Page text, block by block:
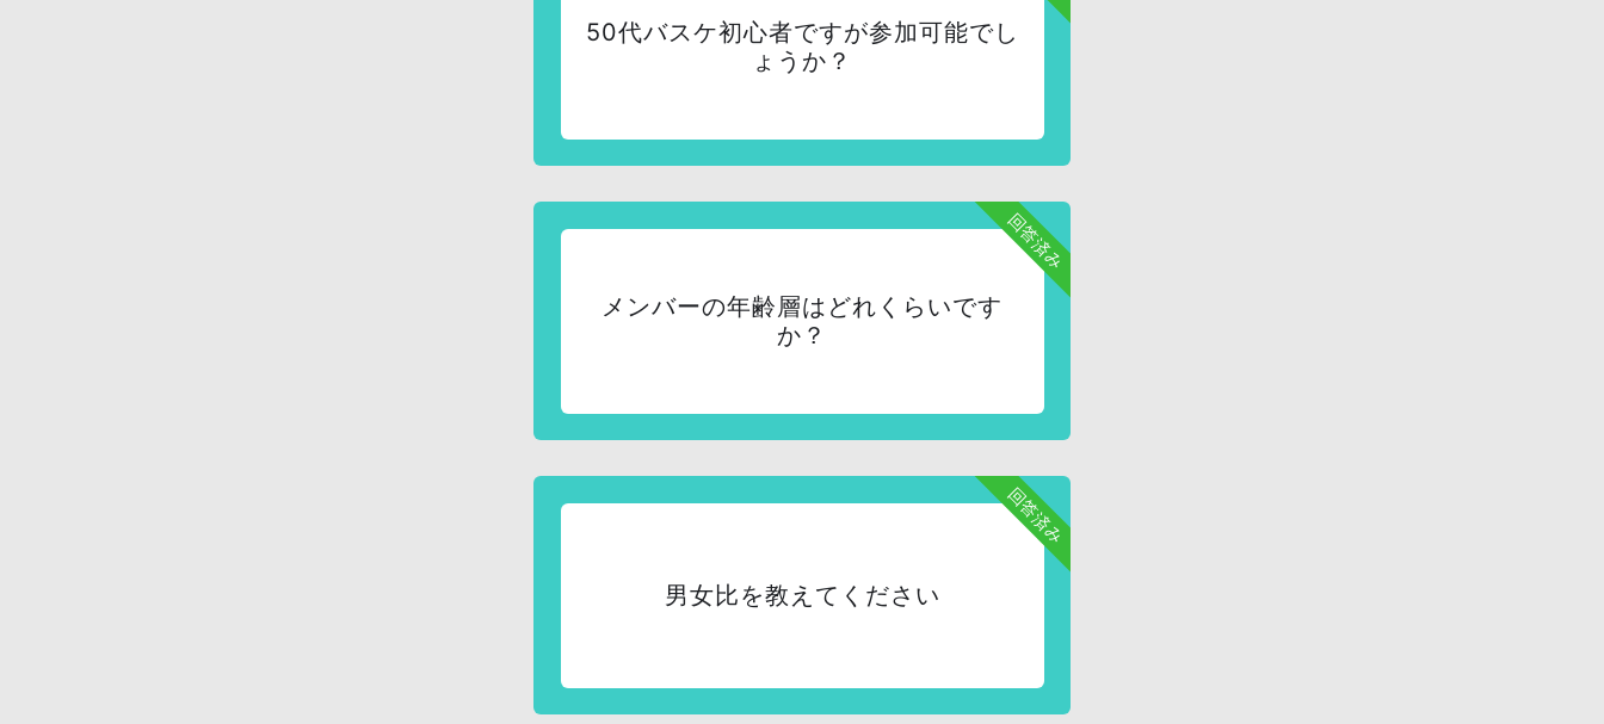
50代バスケ初心者ですが参加可能でし
ょうか？
回答済み
メンバーの年齢層はどれくらいです
か？
回答済み
男女比を教えてください